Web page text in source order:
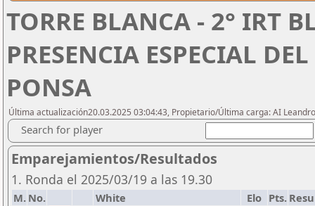
TORRE BLANCA - 2° IRT
PRESENCIA ESPECIAL
PONSA
Última actualización20.03.2025 03:04:43, Propietario/Última carga: AI
Search for player
Emparejamientos/Resultados
1. Ronda el 2025/03/19 a las 19.30
M. No. White Elo Pts.